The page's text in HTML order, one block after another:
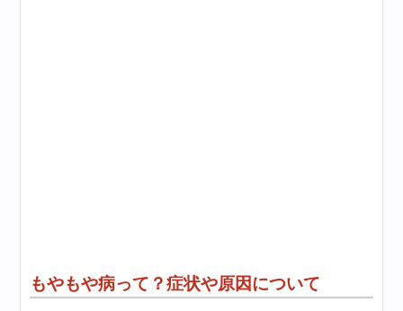
もやもや病って？症状や原因について